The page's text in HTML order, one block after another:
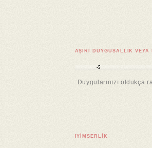
AŞIRI DUYGUSALLIK VEYA
-5
Duygularınızı
IYIMSERLIK